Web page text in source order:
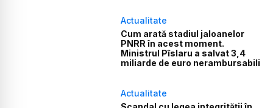
Actualitate
Cum arată stadiul jaloanelor
PNRR în acest moment.
Ministrul Pîslaru a salvat 3,4
miliarde de euro nerambursabili
Actualitate